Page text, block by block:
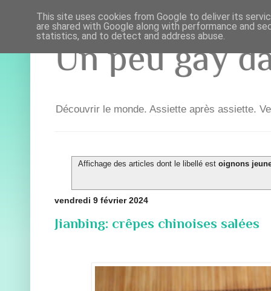
Un peu gay
Découvrir le monde. Assiette après assiette.
Affichage des articles dont le libellé est oignons
vendredi 9 février 2024
Jianbing: crêpes chinoises salées
This site uses cookies from Google to deliver its
are shared with Google along with performance and
statistics, and to detect and address abuse.